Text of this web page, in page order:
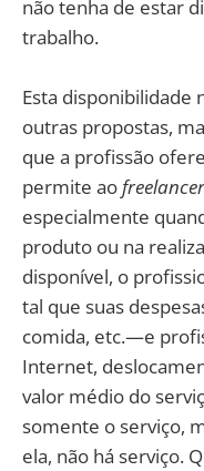
não tenha de estar
trabalho.
Esta disponibilidade
outras propostas,
que a profissão
permite aofreelancer
especialmente
produto ou na
disponível, o
tal que suas
comida, etc.—e
Internet,
valor médio do
somente o serviço,
ela, não há serviço.